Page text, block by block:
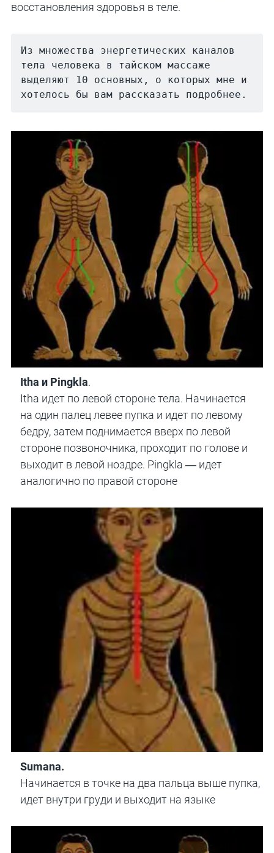
восстановления здоровья в теле.
Из множества энергетических каналов
тела человека в тайском массаже
выделяют 10 основных, о которых мне и
хотелось бы вам рассказать подробнее.
Itha и Pingkla.
Itha идет по левой стороне тела. Начинается
на один палец левее пупка и идет по левому
бедру, затем поднимается вверх по левой
стороне позвоночника, проходит по голове и
выходит в левой ноздре. Pingkla — идет
аналогично по правой стороне
Sumana.
Начинается в точке на два пальца выше пупка,
идет внутри груди и выходит на языке